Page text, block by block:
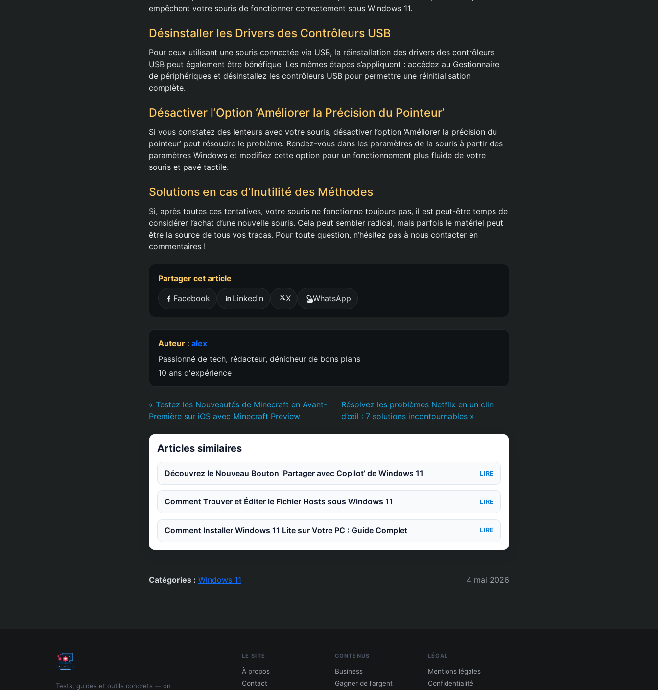
empêchent votre souris de fonctionner correctement sous Windows 11.
Désinstaller les Drivers des Contrôleurs USB
Pour ceux utilisant une souris connectée via USB, la réinstallation des drivers des contrôleurs
USB peut également être bénéfique. Les mêmes étapes s’appliquent : accédez au Gestionnaire
de périphériques et désinstallez les contrôleurs USB pour permettre une réinitialisation
complète.
Désactiver l’Option ‘Améliorer la Précision du Pointeur’
Si vous constatez des lenteurs avec votre souris, désactiver l’option ‘Améliorer la précision du
pointeur’ peut résoudre le problème. Rendez-vous dans les paramètres de la souris à partir des
paramètres Windows et modifiez cette option pour un fonctionnement plus fluide de votre
souris et pavé tactile.
Solutions en cas d’Inutilité des Méthodes
Si, après toutes ces tentatives, votre souris ne fonctionne toujours pas, il est peut-être temps de
considérer l’achat d’une nouvelle souris. Cela peut sembler radical, mais parfois le matériel peut
être la source de tous vos tracas. Pour toute question, n’hésitez pas à nous contacter en
commentaires !
Partager cet article
Facebook LinkedIn X WhatsApp
Auteur : alex
Passionné de tech, rédacteur, dénicheur de bons plans
10 ans d'expérience
« Testez les Nouveautés de Minecraft en Avant-
Première sur iOS avec Minecraft Preview
Résolvez les problèmes Netflix en un clin
d’œil : 7 solutions incontournables »
Articles similaires
Découvrez le Nouveau Bouton ‘Partager avec Copilot’ de Windows 11 LIRE
Comment Trouver et Éditer le Fichier Hosts sous Windows 11 LIRE
Comment Installer Windows 11 Lite sur Votre PC : Guide Complet LIRE
Catégories : Windows 11 4 mai 2026
Tests, guides et outils concrets — on
LE SITE
À propos
Contact
CONTENUS
Business
Gagner de l’argent
LÉGAL
Mentions légales
Confidentialité